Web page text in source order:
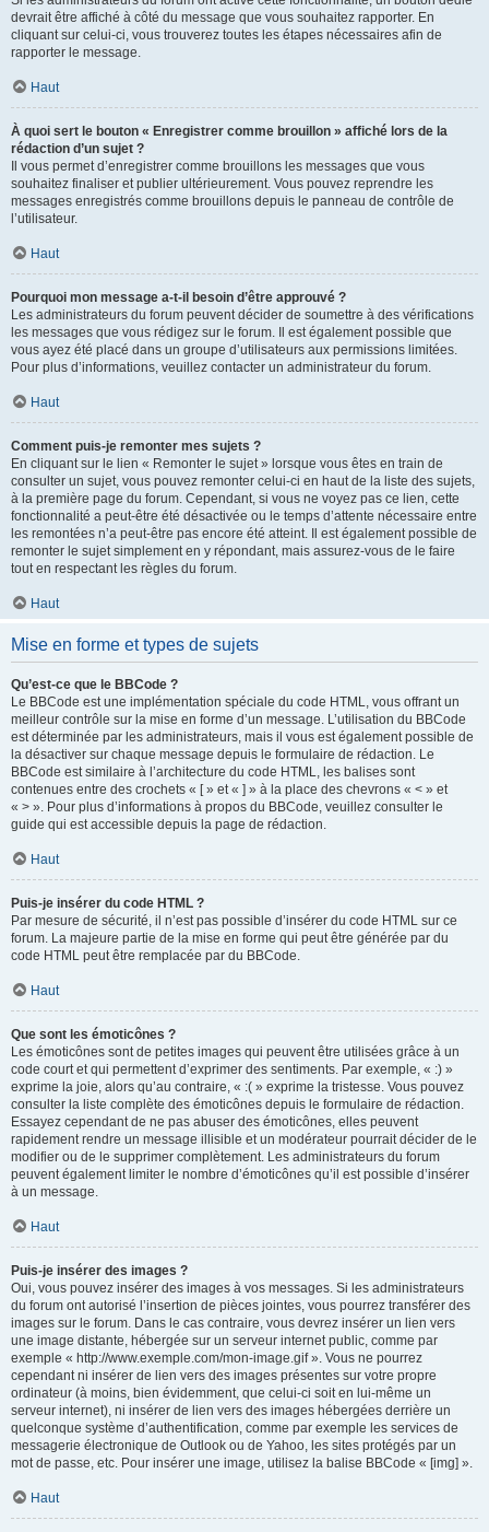
devrait être affiché à côté du message que vous souhaitez rapporter. En
cliquant sur celui-ci, vous trouverez toutes les étapes nécessaires afin de
rapporter le message.
Haut
À quoi sert le bouton « Enregistrer comme brouillon » affiché lors de la
rédaction d’un sujet ?
Il vous permet d’enregistrer comme brouillons les messages que vous
souhaitez finaliser et publier ultérieurement. Vous pouvez reprendre les
messages enregistrés comme brouillons depuis le panneau de contrôle de
l’utilisateur.
Haut
Pourquoi mon message a-t-il besoin d’être approuvé ?
Les administrateurs du forum peuvent décider de soumettre à des vérifications
les messages que vous rédigez sur le forum. Il est également possible que
vous ayez été placé dans un groupe d’utilisateurs aux permissions limitées.
Pour plus d’informations, veuillez contacter un administrateur du forum.
Haut
Comment puis-je remonter mes sujets ?
En cliquant sur le lien « Remonter le sujet » lorsque vous êtes en train de
consulter un sujet, vous pouvez remonter celui-ci en haut de la liste des sujets,
à la première page du forum. Cependant, si vous ne voyez pas ce lien, cette
fonctionnalité a peut-être été désactivée ou le temps d’attente nécessaire entre
les remontées n’a peut-être pas encore été atteint. Il est également possible de
remonter le sujet simplement en y répondant, mais assurez-vous de le faire
tout en respectant les règles du forum.
Haut
Mise en forme et types de sujets
Qu’est-ce que le BBCode ?
Le BBCode est une implémentation spéciale du code HTML, vous offrant un
meilleur contrôle sur la mise en forme d’un message. L’utilisation du BBCode
est déterminée par les administrateurs, mais il vous est également possible de
la désactiver sur chaque message depuis le formulaire de rédaction. Le
BBCode est similaire à l’architecture du code HTML, les balises sont
contenues entre des crochets « [ » et « ] » à la place des chevrons « < » et
« > ». Pour plus d’informations à propos du BBCode, veuillez consulter le
guide qui est accessible depuis la page de rédaction.
Haut
Puis-je insérer du code HTML ?
Par mesure de sécurité, il n’est pas possible d’insérer du code HTML sur ce
forum. La majeure partie de la mise en forme qui peut être générée par du
code HTML peut être remplacée par du BBCode.
Haut
Que sont les émoticônes ?
Les émoticônes sont de petites images qui peuvent être utilisées grâce à un
code court et qui permettent d’exprimer des sentiments. Par exemple, « :) »
exprime la joie, alors qu’au contraire, « :( » exprime la tristesse. Vous pouvez
consulter la liste complète des émoticônes depuis le formulaire de rédaction.
Essayez cependant de ne pas abuser des émoticônes, elles peuvent
rapidement rendre un message illisible et un modérateur pourrait décider de le
modifier ou de le supprimer complètement. Les administrateurs du forum
peuvent également limiter le nombre d’émoticônes qu’il est possible d’insérer
à un message.
Haut
Puis-je insérer des images ?
Oui, vous pouvez insérer des images à vos messages. Si les administrateurs
du forum ont autorisé l’insertion de pièces jointes, vous pourrez transférer des
images sur le forum. Dans le cas contraire, vous devrez insérer un lien vers
une image distante, hébergée sur un serveur internet public, comme par
exemple « http://www.exemple.com/mon-image.gif ». Vous ne pourrez
cependant ni insérer de lien vers des images présentes sur votre propre
ordinateur (à moins, bien évidemment, que celui-ci soit en lui-même un
serveur internet), ni insérer de lien vers des images hébergées derrière un
quelconque système d’authentification, comme par exemple les services de
messagerie électronique de Outlook ou de Yahoo, les sites protégés par un
mot de passe, etc. Pour insérer une image, utilisez la balise BBCode « [img] ».
Haut